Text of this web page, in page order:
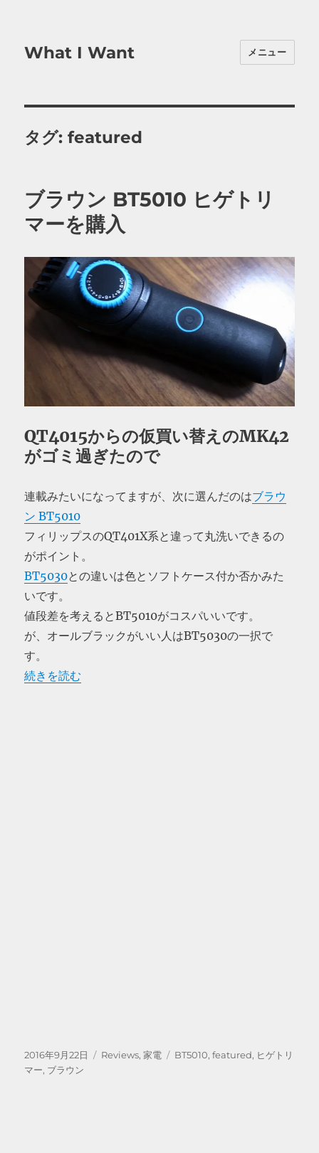
What I Want メニュー
タグ:featured
ブラウン BT5010 ヒゲトリ
マーを購入
QT4015からの仮買い替えのMK42
がゴミ過ぎたので
連載みたいになってますが、次に選んだのはブラウ
ン BT5010
フィリップスのQT401X系と違って丸洗いできるの
がポイント。
BT5030との違いは色とソフトケース付か否かみた
いです。
値段差を考えるとBT5010がコスパいいです。
が、オールブラックがいい人はBT5030の一択で
す。
“ブラウン BT5010 ヒゲトリマーを購入” の
続きを読む
投
稿
2016年9月22日
カ
Reviews,家電
タ
BT5010,featured, ヒゲトリ
マー, ブラウン